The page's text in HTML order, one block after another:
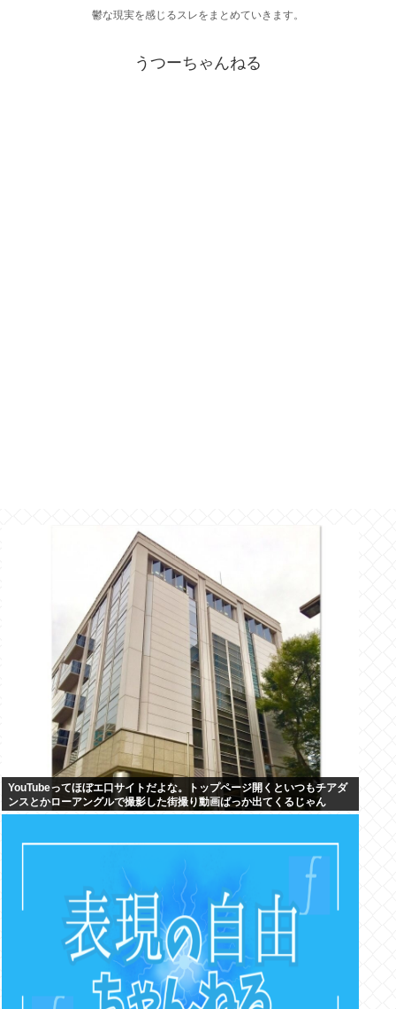
鬱な現実を感じるスレをまとめていきます。
うつーちゃんねる
YouTubeってほぼエ口サイトだよな。トップページ開くといつもチアダ
ンスとかローアングルで撮影した街撮り動画ばっか出てくるじゃん